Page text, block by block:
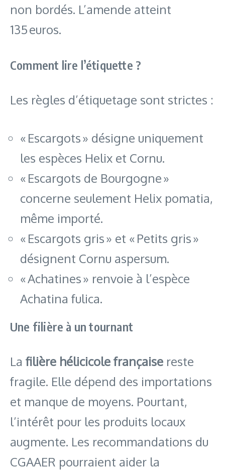
non bordés. L’amende atteint
135 euros.
Comment lire l’étiquette ?
Les règles d’étiquetage sont strictes :
« Escargots » désigne uniquement
les espèces Helix et Cornu.
« Escargots de Bourgogne »
concerne seulement Helix pomatia,
même importé.
« Escargots gris » et « Petits gris »
désignent Cornu aspersum.
« Achatines » renvoie à l’espèce
Achatina fulica.
Une filière à un tournant
La filière hélicicole française reste
fragile. Elle dépend des importations
et manque de moyens. Pourtant,
l’intérêt pour les produits locaux
augmente. Les recommandations du
CGAAER pourraient aider la